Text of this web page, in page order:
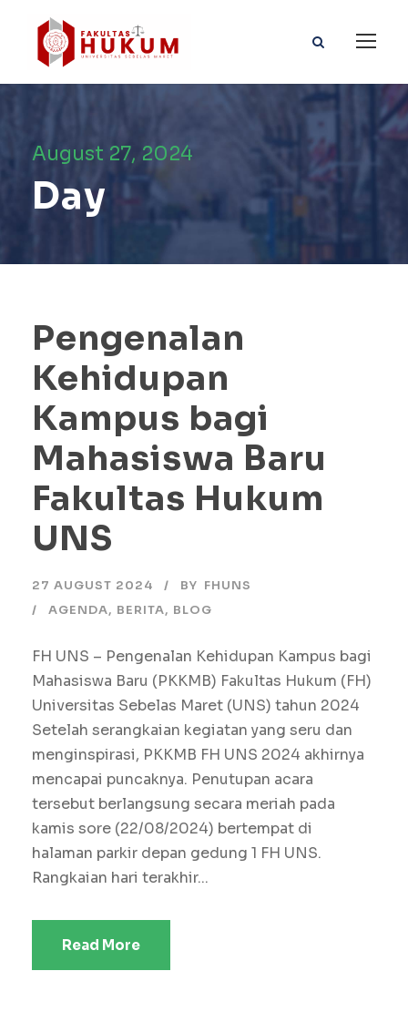
August 27, 2024
Day
Pengenalan
Kehidupan
Kampus bagi
Mahasiswa Baru
Fakultas Hukum
UNS
27 AUGUST 2024 BY FHUNS
AGENDA, BERITA, BLOG
FH UNS – Pengenalan Kehidupan Kampus bagi
Mahasiswa Baru (PKKMB) Fakultas Hukum (FH)
Universitas Sebelas Maret (UNS) tahun 2024
Setelah serangkaian kegiatan yang seru dan
menginspirasi, PKKMB FH UNS 2024 akhirnya
mencapai puncaknya. Penutupan acara
tersebut berlangsung secara meriah pada
kamis sore (22/08/2024) bertempat di
halaman parkir depan gedung 1 FH UNS.
Rangkaian hari terakhir...
Read More